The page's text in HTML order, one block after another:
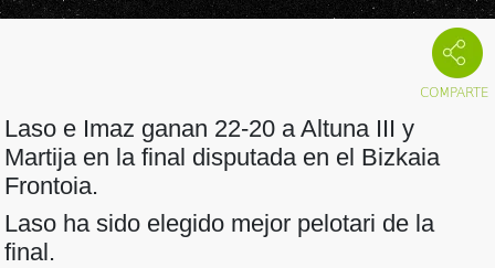
Laso e Imaz ganan 22-20 a Altuna III y
Martija en la final disputada en el Bizkaia
Frontoia.
Laso ha sido elegido mejor pelotari de la
final.